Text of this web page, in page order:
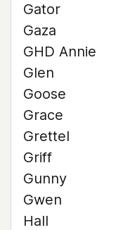
Gator
Gaza
GHD Annie
Glen
Goose
Grace
Grettel
Griff
Gunny
Gwen
Hall